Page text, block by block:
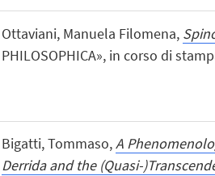
Ottaviani, Manuela Filomena,
PHILOSOPHICA», in corso di
Bigatti, Tommaso,A
Derrida and the (Quasi-